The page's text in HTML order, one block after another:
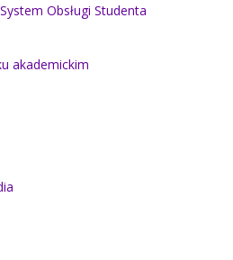
Obsługi Studenta
akademickim